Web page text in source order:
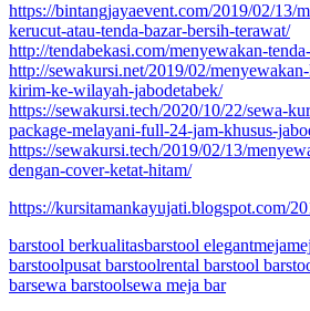
https://bintangjayaevent.com/2019/02/13/
kerucut-atau-tenda-bazar-bersih-terawat/
http://tendabekasi.com/menyewakan-
http://sewakursi.net/2019/02/
kirim-ke-wilayah-jabodetabek/
https://sewakursi.tech/2020/10/22/sewa-
package-melayani-full-24-jam-khusus-
https://sewakursi.tech/2019/02/13/
dengan-cover-ketat-hitam/
https://kursitamankayujati.blogspot.com/
barstool berkualitasbarstool elegantmeja
barstoolpusat barstoolrental barstool
barsewa barstoolsewa meja bar